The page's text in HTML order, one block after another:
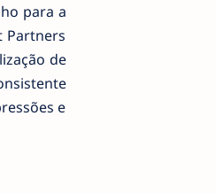
para a
Partners
de
e